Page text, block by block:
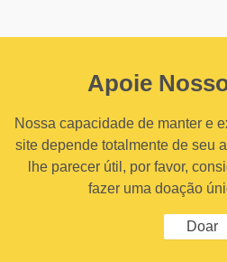
Apoie
Nossa capacidade de manter e
site depende totalmente de seu
lhe parecer útil, por favor,
fazer uma doação
Doar